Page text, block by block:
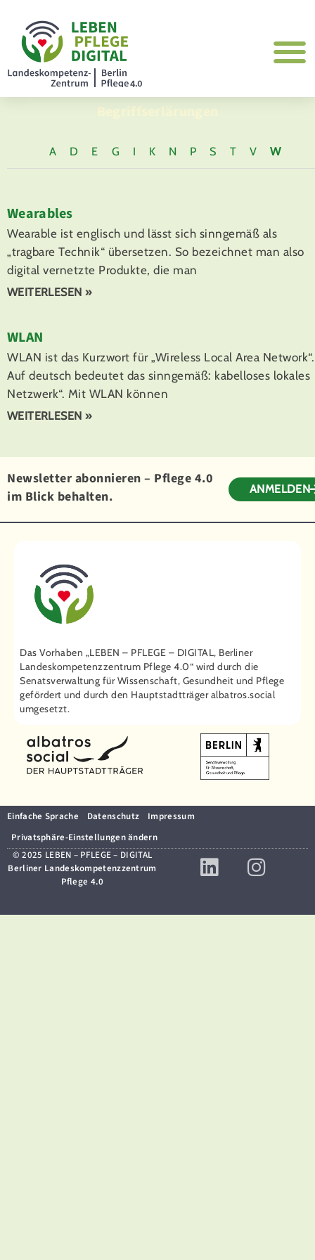
A D E G I K N P S T V W
Wearables
Wearable ist englisch und lässt sich sinngemäß als
„tragbare Technik“ übersetzen. So bezeichnet man also
digital vernetzte Produkte, die man
WEITERLESEN »
WLAN
WLAN ist das Kurzwort für „Wireless Local Area Network“.
Auf deutsch bedeutet das sinngemäß: kabelloses lokales
Netzwerk“. Mit WLAN können
WEITERLESEN »
Newsletter abonnieren – Pflege 4.0
im Blick behalten.
ANMELDEN
Das Vorhaben „LEBEN – PFLEGE – DIGITAL, Berliner
Landeskompetenzzentrum Pflege 4.0“ wird durch die
Senatsverwaltung für Wissenschaft, Gesundheit und Pflege
gefördert und durch den Hauptstadtträger ­albatros.social
umgesetzt.
Einfache Sprache Datenschutz
Impressum
Privatsphäre-Einstellungen ändern
© 2025 LEBEN – PFLEGE – DIGITAL
Berliner Landeskompetenzzentrum
Pflege 4.0